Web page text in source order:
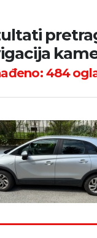
484